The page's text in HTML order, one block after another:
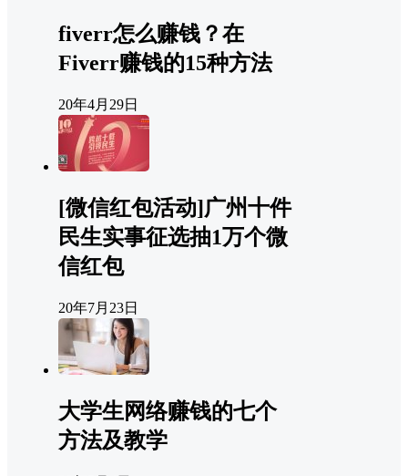
fiverr怎么赚钱？在
Fiverr赚钱的15种方法
20年4月29日
[微信红包活动]广州十件
民生实事征选抽1万个微
信红包
20年7月23日
大学生网络赚钱的七个
方法及教学